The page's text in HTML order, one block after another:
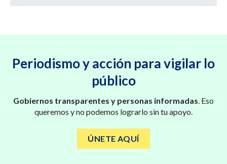
Periodismo y acción para vigilar lo
público
Gobiernos transparentes y personas informadas . Eso
queremos y no podemos lograrlo sin tu apoyo.
ÚNETE AQUÍ